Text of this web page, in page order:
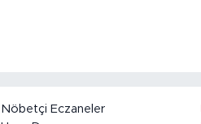
Nöbetçi Eczaneler